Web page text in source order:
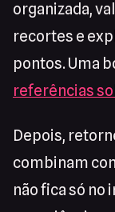
organizada,
recortes e
pontos. Uma
referências
Depois,
combinam
não fica só no